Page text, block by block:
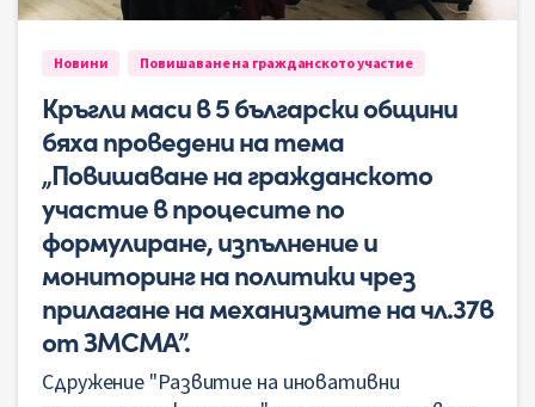
Новини Повишаване на гражданското участие
Кръгли маси в 5 български общини
бяха проведени на тема
„Повишаване на гражданското
участие в процесите по
формулиране, изпълнение и
мониторинг на политики чрез
прилагане на механизмите на чл.37в
от ЗМСМА”.
Сдружение "Развитие на иновативни